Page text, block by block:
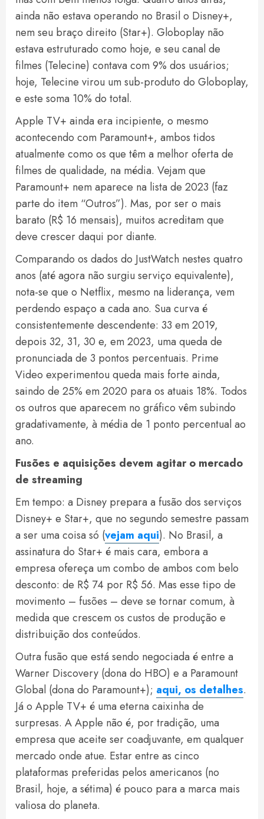
ainda não estava operando no Brasil o Disney+,
nem seu braço direito (Star+). Globoplay não
estava estruturado como hoje, e seu canal de
filmes (Telecine) contava com 9% dos usuários;
hoje, Telecine virou um sub-produto do Globoplay,
e este soma 10% do total.
Apple TV+ ainda era incipiente, o mesmo
acontecendo com Paramount+, ambos tidos
atualmente como os que têm a melhor oferta de
filmes de qualidade, na média. Vejam que
Paramount+ nem aparece na lista de 2023 (faz
parte do item “Outros”). Mas, por ser o mais
barato (R$ 16 mensais), muitos acreditam que
deve crescer daqui por diante.
Comparando os dados do JustWatch nestes quatro
anos (até agora não surgiu serviço equivalente),
nota-se que o Netflix, mesmo na liderança, vem
perdendo espaço a cada ano. Sua curva é
consistentemente descendente: 33 em 2019,
depois 32, 31, 30 e, em 2023, uma queda de
pronunciada de 3 pontos percentuais. Prime
Video experimentou queda mais forte ainda,
saindo de 25% em 2020 para os atuais 18%. Todos
os outros que aparecem no gráfico vêm subindo
gradativamente, à média de 1 ponto percentual ao
ano.
Fusões e aquisições devem agitar o mercado
de streaming
Em tempo: a Disney prepara a fusão dos serviços
Disney+ e Star+, que no segundo semestre passam
a ser uma coisa só (vejam aqui). No Brasil, a
assinatura do Star+ é mais cara, embora a
empresa ofereça um combo de ambos com belo
desconto: de R$ 74 por R$ 56. Mas esse tipo de
movimento – fusões – deve se tornar comum, à
medida que crescem os custos de produção e
distribuição dos conteúdos.
Outra fusão que está sendo negociada é entre a
Warner Discovery (dona do HBO) e a Paramount
Global (dona do Paramount+); aqui, os detalhes.
Já o Apple TV+ é uma eterna caixinha de
surpresas. A Apple não é, por tradição, uma
empresa que aceite ser coadjuvante, em qualquer
mercado onde atue. Estar entre as cinco
plataformas preferidas pelos americanos (no
Brasil, hoje, a sétima) é pouco para a marca mais
valiosa do planeta.